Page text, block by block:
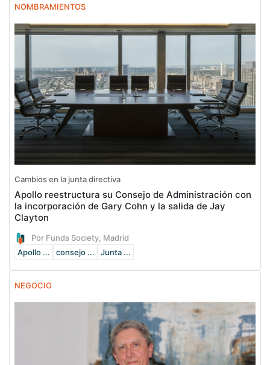
NOMBRAMIENTOS
Cambios en la junta directiva
Apollo reestructura su Consejo de Administración con
la incorporación de Gary Cohn y la salida de Jay
Clayton
Por Funds Society, Madrid
Apollo ...
consejo ... Junta ...
NEGOCIO